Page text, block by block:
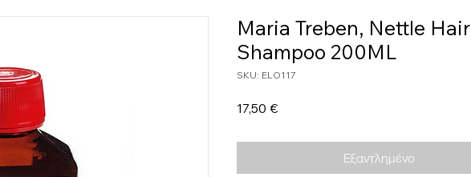
Maria Treben, Nettle Hair
Shampoo 200ML
SKU: ELO117
17,50 €Τιμή
Εξαντλημένο